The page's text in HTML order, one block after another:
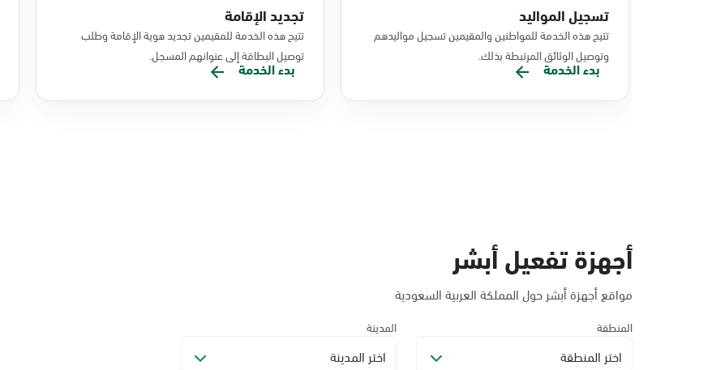
تسجيل المواليد
تتيح هذه الخدمة للمواطنين والمقيمين تسجيل مواليدهم
وتوصيل الوثائق المرتبطة بذلك.
بدء الخدمة
تجديد الإقامة
تتيح هذه الخدمة للمقيمين تجديد هوية الإقامة وطلب
توصيل البطاقة إلى عنوانهم المسجل.
بدء الخدمة
أجهزة تفعيل أبشر
مواقع أجهزة أبشر حول المملكة العربية السعودية
المنطقة
اختر المنطقة
المدينة
اختر المدينة